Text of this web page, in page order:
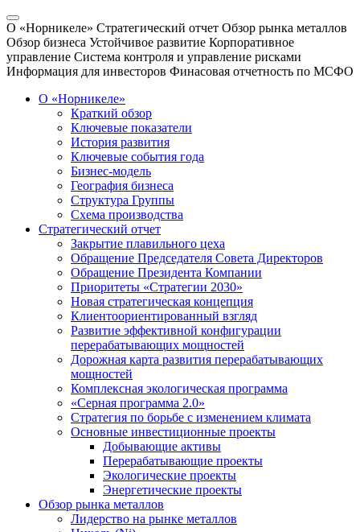
О «Норникеле» Стратегический отчет Обзор рынка металлов
Обзор бизнеса Устойчивое развитие Корпоративное
управление Система контроля и управление рисками
Информация для инвесторов Финасовая отчетность по МСФО
О «Норникеле»
Краткий обзор
Ключевые показатели
История развития
Ключевые события года
Бизнес-модель
География бизнеса
Структура Группы
Схема производства
Стратегический отчет
Закрытие плавильного цеха
Обращение Председателя Совета Директоров
Обращение Президента Компании
Приоритеты «Стратегии 2030»
Новая стратегическая концепция
Клиентоориентированный взгляд
Развитие эффективной конфигурации
перерабатывающих мощностей
Дорожная карта развития перерабатывающих
мощностей
Комплексная экологическая программа
«Серная программа 2.0»
Стратегия по борьбе с изменением климата
Основные инвестиционные проекты
Добывающие активы
Перерабатывающие проекты
Экологические проекты
Энергетические проекты
Обзор рынка металлов
Лидерство на рынке металлов